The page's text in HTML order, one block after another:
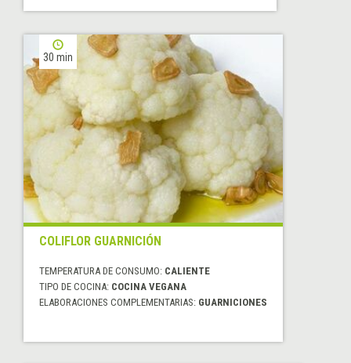
30 min
COLIFLOR GUARNICIÓN
TEMPERATURA DE CONSUMO: CALIENTE
TIPO DE COCINA: COCINA VEGANA
ELABORACIONES COMPLEMENTARIAS: GUARNICIONES